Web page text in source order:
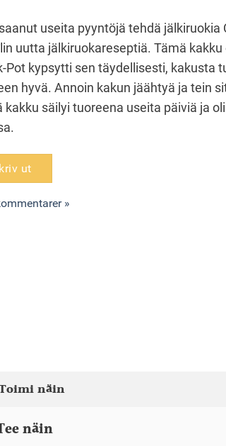
useita pyyntöjä tehdä jälkiruokia
uutta jälkiruokareseptiä. Tämä
Pot kypsytti sen täydellisesti, kakusta
hyvä. Annoin kakun jäähtyä ja tein
kakku säilyi tuoreena useita päiviä ja
ut
»
näin
näin